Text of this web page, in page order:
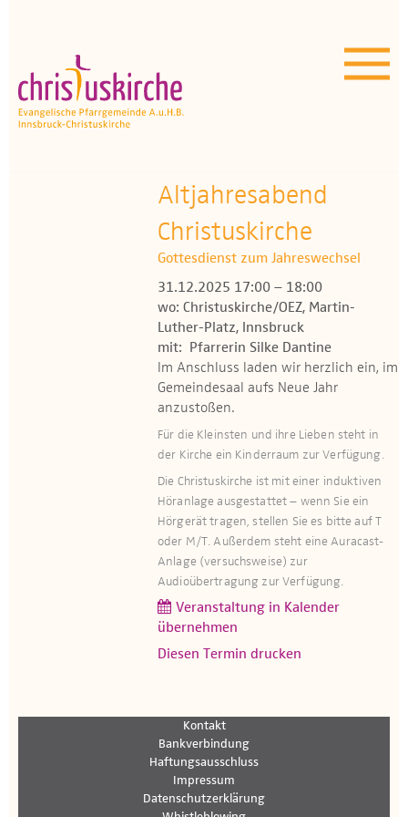
Unser Angebot
OEZ
Wissenswertes
Medien
Kontakt
Altjahresabend
Christuskirche
Gottesdienst zum Jahreswechsel
31.12.2025 17:00 – 18:00
wo: Christuskirche/OEZ, Martin-
Luther-Platz, Innsbruck
mit: Pfarrerin Silke Dantine
Im Anschluss laden wir herzlich ein, im
Gemeindesaal aufs Neue Jahr
anzustoßen.
Für die Kleinsten und ihre Lieben steht in
der Kirche ein Kinderraum zur Verfügung.​​​
Die Christuskirche ist mit einer induktiven
Höranlage ausgestattet – wenn Sie ein
Hörgerät tragen, stellen Sie es bitte auf T
oder M/T. Außerdem steht eine Auracast-
Anlage (versuchsweise) zur
Audioübertragung zur Verfügung.
Veranstaltung in Kalender
übernehmen
Diesen Termin drucken
Kontakt
Bankverbindung
Haftungsausschluss
Impressum
Datenschutzerklärung